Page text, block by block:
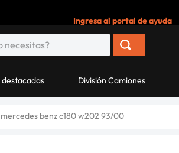
Ingresa al portal de ayuda
División Camiones
benz c180 w202 93/00